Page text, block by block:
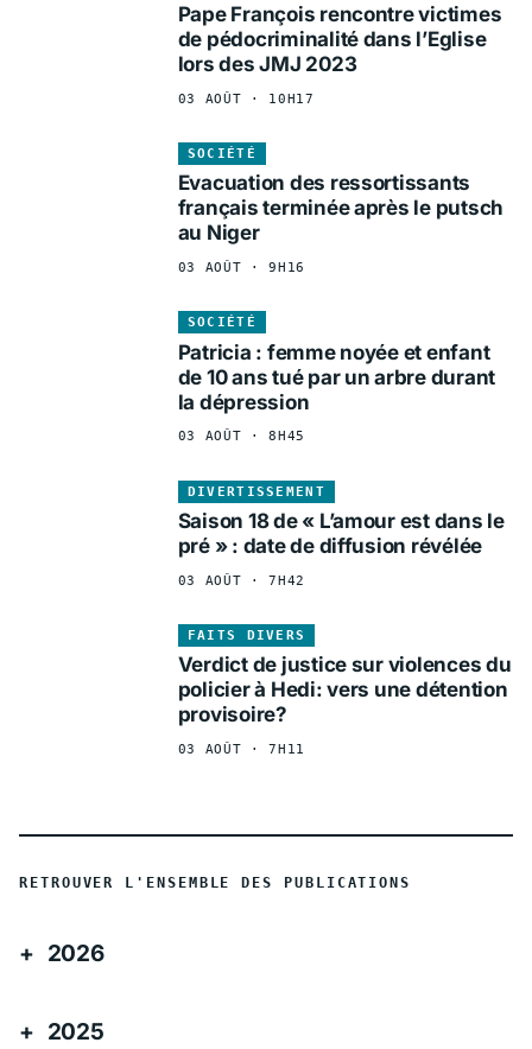
Pape François rencontre victimes
de pédocriminalité dans l’Eglise
lors des JMJ 2023
03 AOÛT · 10H17
SOCIÉTÉ
Evacuation des ressortissants
français terminée après le putsch
au Niger
03 AOÛT · 9H16
SOCIÉTÉ
Patricia : femme noyée et enfant
de 10 ans tué par un arbre durant
la dépression
03 AOÛT · 8H45
DIVERTISSEMENT
Saison 18 de « L’amour est dans le
pré » : date de diffusion révélée
03 AOÛT · 7H42
FAITS DIVERS
Verdict de justice sur violences du
policier à Hedi: vers une détention
provisoire?
03 AOÛT · 7H11
RETROUVER L'ENSEMBLE DES PUBLICATIONS
2026
2025